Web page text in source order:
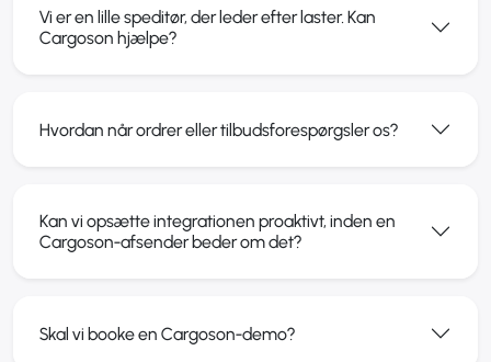
Vi er en lille speditør, der leder efter laster. Kan
Cargoson hjælpe?
Hvordan når ordrer eller tilbudsforespørgsler os?
Kan vi opsætte integrationen proaktivt, inden en
Cargoson-afsender beder om det?
Skal vi booke en Cargoson-demo?